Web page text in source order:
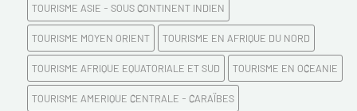
TOURISME ASIE - SOUS CONTINENT INDIEN
TOURISME MOYEN ORIENT TOURISME EN AFRIQUE DU NORD
TOURISME AFRIQUE EQUATORIALE ET SUD TOURISME EN OCEANIE
TOURISME AMERIQUE CENTRALE - CARAÏBES